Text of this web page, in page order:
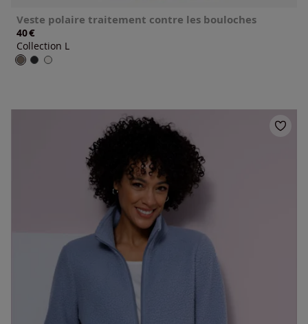
Veste polaire traitement contre les bouloches
40€
Collection L